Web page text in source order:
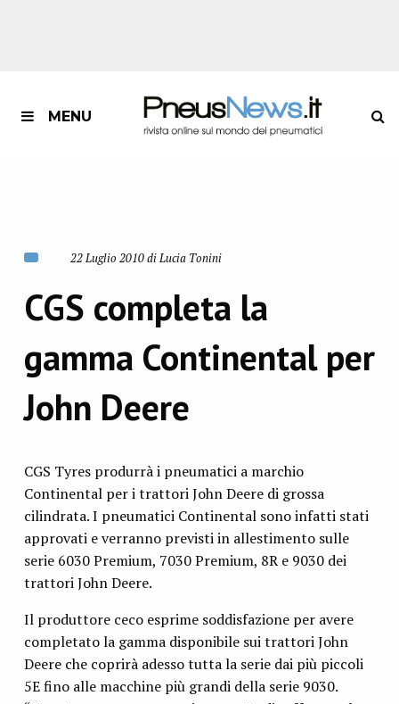
MENU
22 Luglio 2010 di Lucia Tonini
CGS completa la
gamma Continental per
John Deere
CGS Tyres produrrà i pneumatici a marchio
Continental per i trattori John Deere di grossa
cilindrata. I pneumatici Continental sono infatti stati
approvati e verranno previsti in allestimento sulle
serie 6030 Premium, 7030 Premium, 8R e 9030 dei
trattori John Deere.
Il produttore ceco esprime soddisfazione per avere
completato la gamma disponibile sui trattori John
Deere che coprirà adesso tutta la serie dai più piccoli
5E fino alle macchine più grandi della serie 9030.